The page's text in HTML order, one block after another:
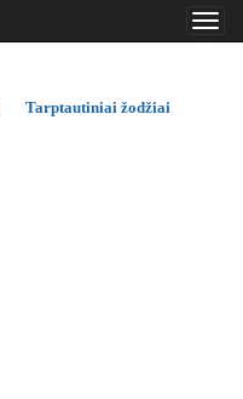
..
..
Tarptautiniai žodžiai